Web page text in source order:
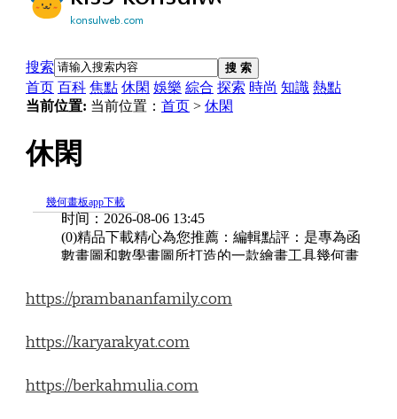
https://prambananfamily.com
https://karyarakyat.com
https://berkahmulia.com